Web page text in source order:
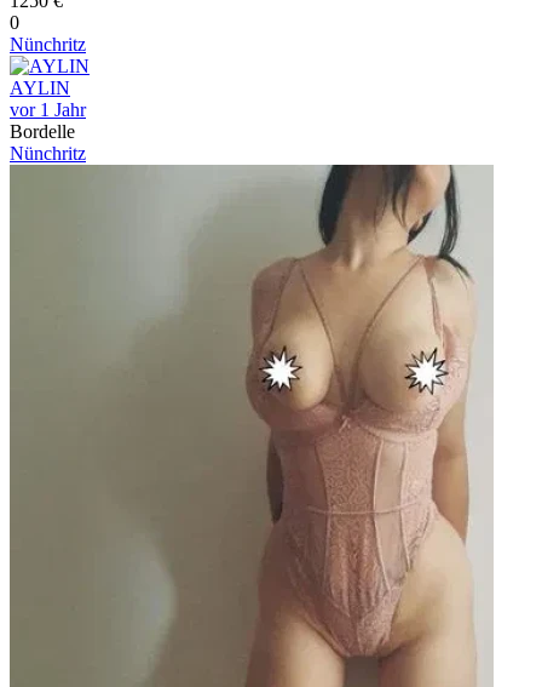
0
Nünchritz
AYLIN
vor 1 Jahr
Bordelle
Nünchritz